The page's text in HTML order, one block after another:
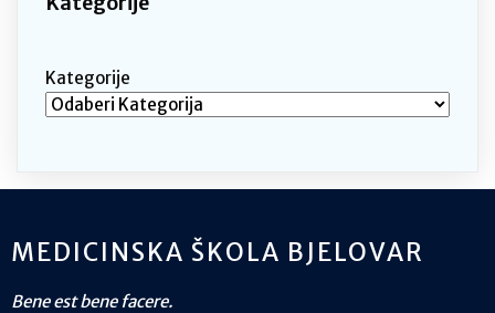
Kategorije
MEDICINSKA ŠKOLA BJELOVAR
Bene est bene facere.